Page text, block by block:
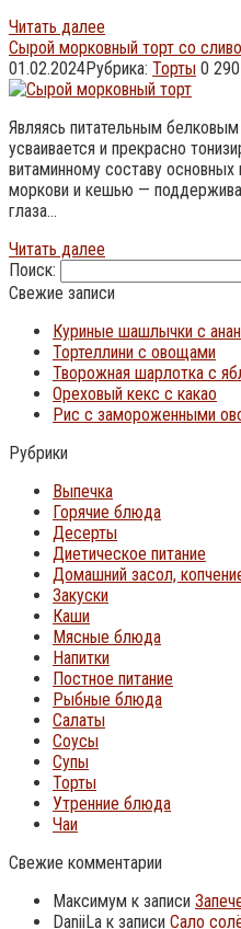
Читать далее
Сырой морковный торт со
01.02.2024Рубрика: Торты 0
Являясь питательным
усваивается и прекрасно
витаминному составу
моркови и кешью —
глаза…
Читать далее
Поиск:
Свежие записи
Куриные шашлычки с
Тортеллини с овощами
Творожная шарлотка с
Ореховый кекс с какао
Рис с замороженными
Рубрики
Выпечка
Горячие блюда
Десерты
Диетическое питание
Домашний засол,
Закуски
Каши
Мясные блюда
Напитки
Постное питание
Рыбные блюда
Салаты
Соусы
Супы
Торты
Утренние блюда
Чаи
Свежие комментарии
Максимум к записи
DaniiLa к записи Сало